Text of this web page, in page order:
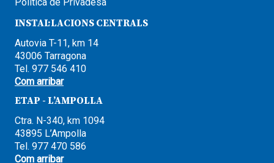
INSTAL·LACIONS CENTRALS
Autovia T-11, km 14
43006 Tarragona
Tel. 977 546 410
Com arribar
ETAP - L’AMPOLLA
Ctra. N-340, km 1094
43895 L’Ampolla
Tel. 977 470 586
Com arribar